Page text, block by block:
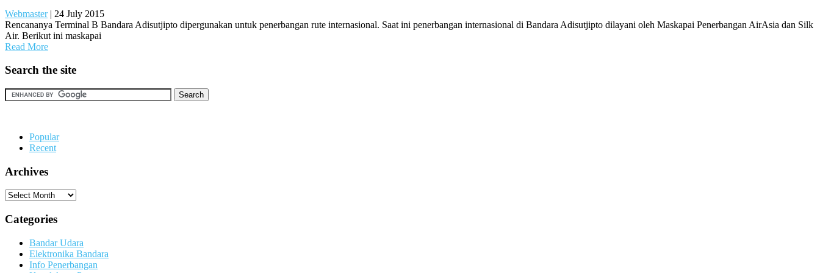
Webmaster| 24 July 2015
Rencananya Terminal B Bandara Adisutjipto dipergunakan untuk penerbangan rute internasional. Saat ini penerbangan internasional di Bandara Adisutjipto dilayani oleh Maskapai Penerbangan AirAsia dan Silk
Air. Berikut ini maskapai
Read More
Search the site
Popular
Recent
Archives
Archives
Categories
Bandar Udara
Elektronika Bandara
Info Penerbangan